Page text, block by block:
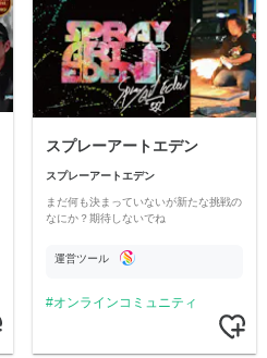
スプレーアートエデン
スプレーアートエデン
まだ何も決まっていないが新たな挑戦の
なにか？期待しないでね
運営ツール
オンラインコミュニティ